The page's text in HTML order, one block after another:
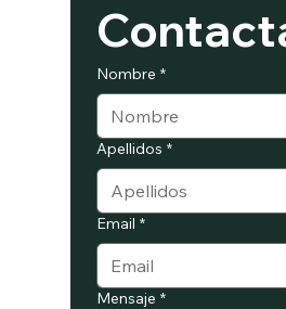
Nombre *
Apellidos *
Email *
Mensaje *